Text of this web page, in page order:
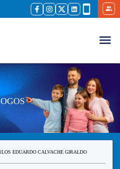
EDUARDO CALVACHE GIRALDO